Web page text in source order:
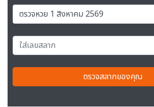
ตรวจสลากของคุณ